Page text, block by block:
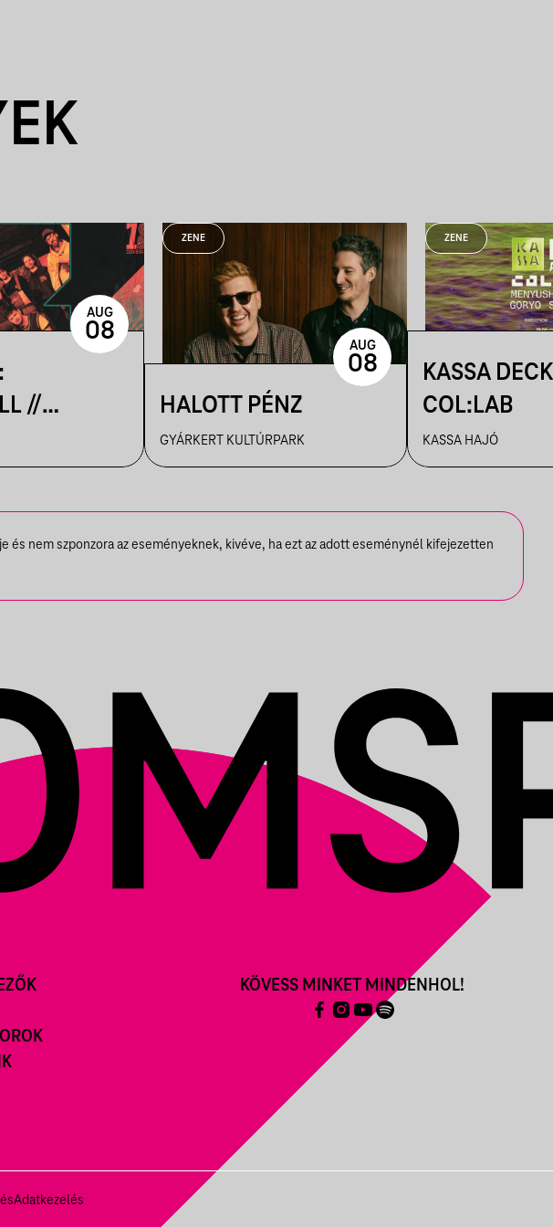
//
AUG
08
ZENE
HALOTT PÉNZ
GYÁRKERT KULTÚRPARK
AUG
08
ZENE
KASSA
COL:LAB
KASSA HAJÓ
nem szponzora az eseményeknek, kivéve, ha ezt az adott eseménynél kifejezetten
KÖVESS MINKET MINDENHOL!
Adatkezelés